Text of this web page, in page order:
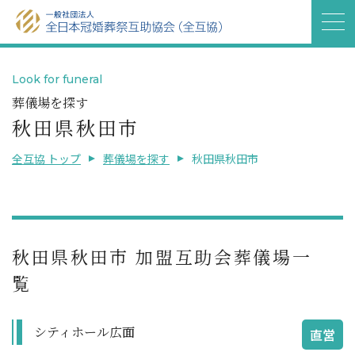
Look for funeral
葬儀場を探す
秋田県秋田市
全互協 トップ 葬儀場を探す 秋田県秋田市
秋田県秋田市 加盟互助会葬儀場一
覧
シティホール広面 直営